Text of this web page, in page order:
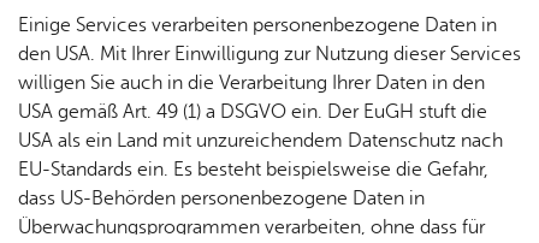
Ämter
A–Z
Diens
t­leis­
tun­gen
A–Z
For­
fent­li­
che
Be­
kannt­
ma­
chun­
Bil­
dung
& Be­
treu­
ung
Potz­
Bau­
stel­len
& Um­
lei­tun­
Um­
welt &
Kli­ma­
Fa­mi­lie
& Kin­
der
Se­nio­
ren
Woh­
nen
Pro­spekt­be­stel­lung Ins­ta­gram
Einige Services verarbeiten personenbezogene Daten in
den USA. Mit Ihrer Einwilligung zur Nutzung dieser Services
willigen Sie auch in die Verarbeitung Ihrer Daten in den
USA gemäß Art. 49 (1) a DSGVO ein. Der EuGH stuft die
USA als ein Land mit unzureichendem Datenschutz nach
EU-Standards ein. Es besteht beispielsweise die Gefahr,
dass US-Behörden personenbezogene Daten in
Überwachungsprogrammen verarbeiten, ohne dass für